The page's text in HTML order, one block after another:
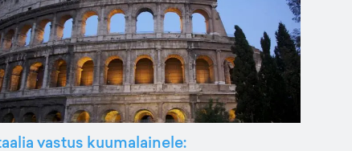
vastus kuumalainele: